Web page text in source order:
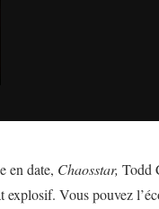
en date, Chaosstar, Todd
explosif. Vous pouvez